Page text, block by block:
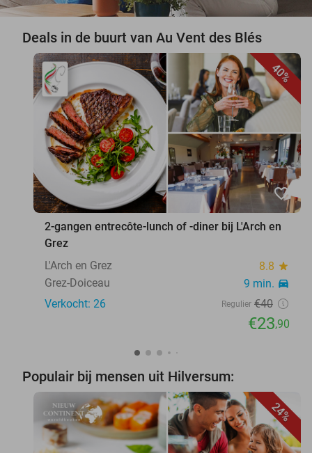
Deals in de buurt van Au Vent des Blés
40%
favorite_border
2-gangen entrecôte-lunch of -diner bij L'Arch en
Grez
L'Arch en Grez
8.8 star
Grez-Doiceau 9 min. directions_car
Verkocht: 26 Regulier €40
€23,90
Populair bij mensen uit Hilversum:
24%